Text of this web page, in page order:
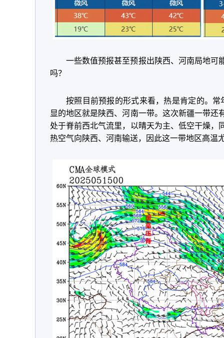
一些数值预报甚至预报出陕西、河南局地
吗？
按照目前预报的形式来看，热是肯定的。
显的地区就是陕西、河南一带。这次新疆一带还
处于脊前西北气流里，以晴天为主、低空干燥，
热空气向陕西、河南输送，因此这一带地区高温